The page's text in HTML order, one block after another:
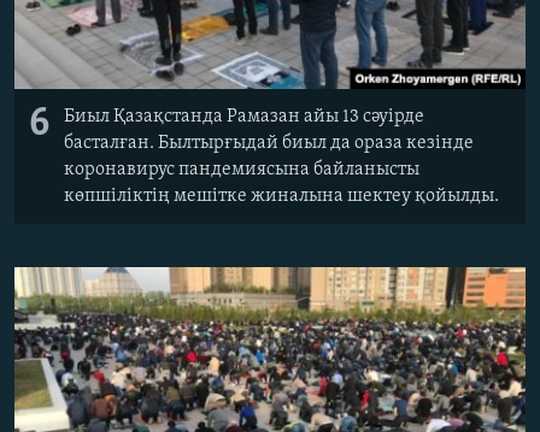
6
Биыл Қазақстанда Рамазан айы 13 сәуірде
басталған. Былтырғыдай биыл да ораза кезінде
коронавирус пандемиясына байланысты
көпшіліктің мешітке жиналына шектеу қойылды.